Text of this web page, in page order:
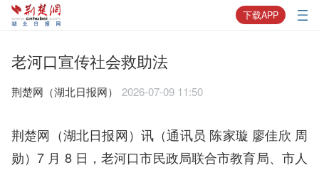
下载APP
老河口宣传社会救助法
荆楚网（湖北日报网） 2026-07-09 11:50
荆楚网（湖北日报网）讯（通讯员 陈家璇 廖佳欣 周
勋）7 月 8 日，老河口市民政局联合市教育局、市人